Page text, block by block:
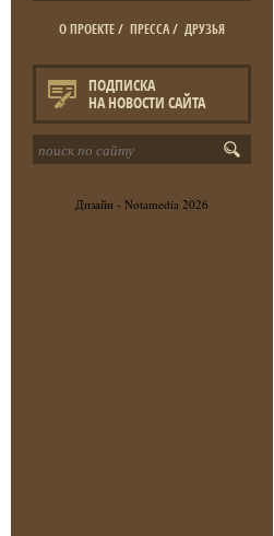
О ПРОЕКТЕ/ ПРЕССА/ ДРУЗЬЯ
ПОДПИСКА
НА НОВОСТИ САЙТА
Дизайн - Notamedia 2026